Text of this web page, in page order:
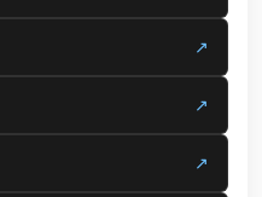
↗
↗
↗